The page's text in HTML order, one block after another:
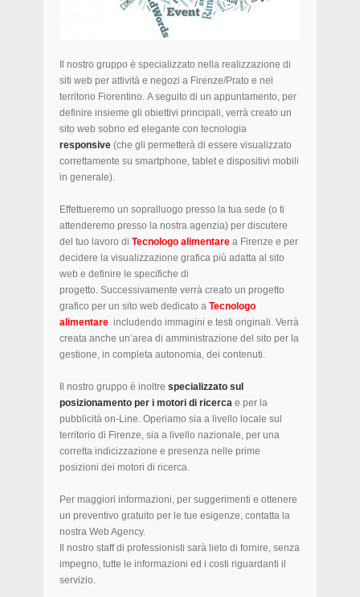
Il nostro gruppo è specializzato nella realizzazione di
siti web per attività e negozi a Firenze/Prato e nel
territorio Fiorentino. A seguito di un appuntamento, per
definire insieme gli obiettivi principali, verrà creato un
sito web sobrio ed elegante con tecnologia
responsive (che gli permetterà di essere visualizzato
correttamente su smartphone, tablet e dispositivi mobili
in generale).
Effettueremo un sopralluogo presso la tua sede (o ti
attenderemo presso la nostra agenzia) per discutere
del tuo lavoro di Tecnologo alimentare a Firenze e per
decidere la visualizzazione grafica più adatta al sito
web e definire le specifiche di
progetto. Successivamente verrà creato un progetto
grafico per un sito web dedicato a Tecnologo
alimentare includendo immagini e testi originali. Verrà
creata anche un’area di amministrazione del sito per la
gestione, in completa autonomia, dei contenuti.
Il nostro gruppo è inoltre specializzato sul
posizionamento per i motori di ricerca e per la
pubblicità on-Line. Operiamo sia a livello locale sul
territorio di Firenze, sia a livello nazionale, per una
corretta indicizzazione e presenza nelle prime
posizioni dei motori di ricerca.
Per maggiori informazioni, per suggerimenti e ottenere
un preventivo gratuito per le tue esigenze, contatta la
nostra Web Agency.
Il nostro staff di professionisti sarà lieto di fornire, senza
impegno, tutte le informazioni ed i costi riguardanti il
servizio.